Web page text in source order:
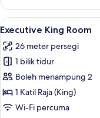
Double
Double
Room
Lihat
semua
foto
untuk
Executive
King
Room
8
Executive King Room
26 meter persegi
1 bilik tidur
Boleh menampung 2
1 Katil Raja (King)
Wi-Fi percuma